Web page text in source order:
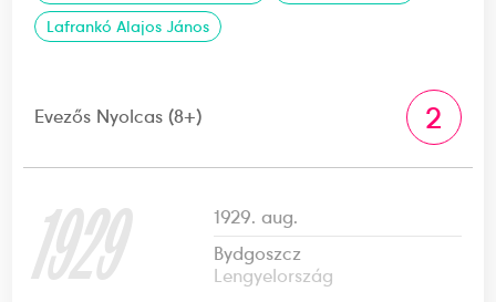
Lafrankó Alajos János
Evezős Nyolcas (8+) 2
1929
1929. aug.
Bydgoszcz
Lengyelország